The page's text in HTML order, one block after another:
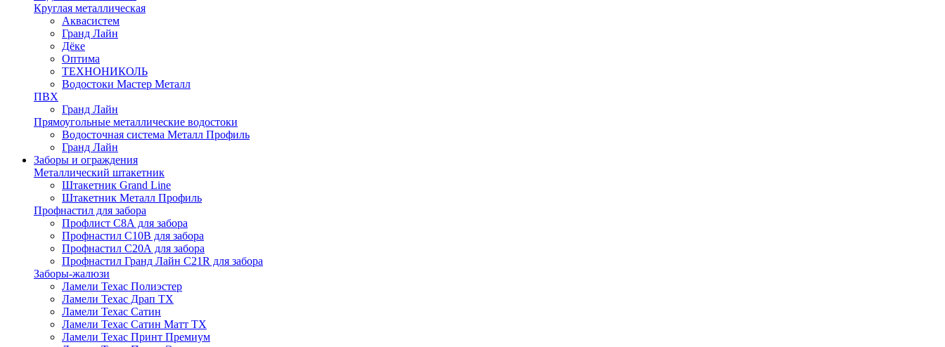
Круглая металлическая
Аквасистем
Гранд Лайн
Дёке
Оптима
ТЕХНОНИКОЛЬ
Водостоки Мастер Металл
ПВХ
Гранд Лайн
Прямоугольные металлические водостоки
Водосточная система Металл Профиль
Гранд Лайн
Заборы и ограждения
Металлический штакетник
Штакетник Grand Line
Штакетник Металл Профиль
Профнастил для забора
Профлист С8А для забора
Профнастил С10В для забора
Профнастил С20А для забора
Профнастил Гранд Лайн С21R для забора
Заборы-жалюзи
Ламели Техас Полиэстер
Ламели Техас Драп ТХ
Ламели Техас Сатин
Ламели Техас Сатин Матт ТХ
Ламели Техас Принт Премиум